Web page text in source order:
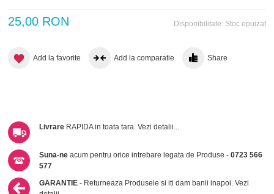
Disponibilitate: Stoc epuizat
25,00 RON
Add la favorite Add la comparatie Share
Livrare RAPIDA in toata tara.Vezi detalii...
Suna-ne acum pentru orice intrebare legata de Produse -0723 566
577
GARANTIE - Returneaza Produsele si iti dam banii inapoi.Vezi